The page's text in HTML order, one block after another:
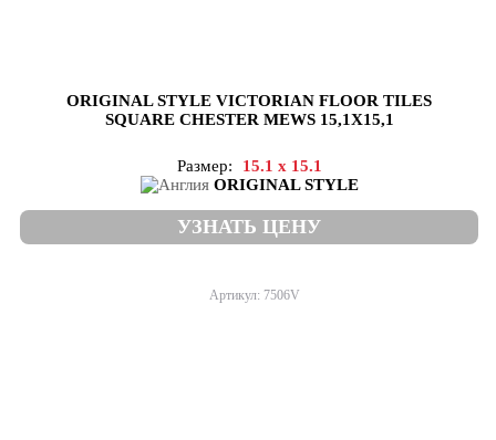
ORIGINAL STYLE VICTORIAN FLOOR TILES
SQUARE CHESTER MEWS 15,1X15,1
Размер:
15.1 x 15.1
ORIGINAL STYLE
УЗНАТЬ ЦЕНУ
Артикул: 7506V